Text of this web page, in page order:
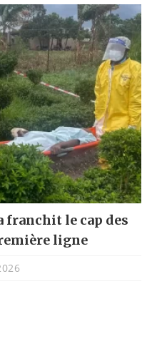
franchit le cap des
ligne